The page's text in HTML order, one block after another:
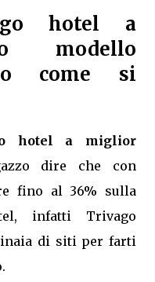
hotel a
modello
come si
hotel a miglior
dire che con
fino al 36% sulla
infatti Trivago
di siti per farti